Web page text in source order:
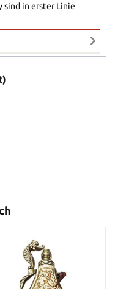
sind in erster Linie